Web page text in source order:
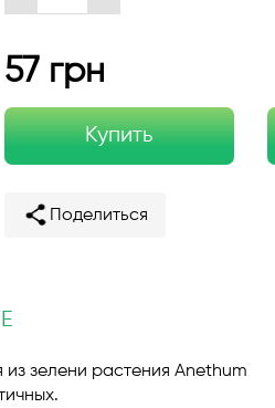
57 грн
Купить
Поделиться
зелени растения Anethum